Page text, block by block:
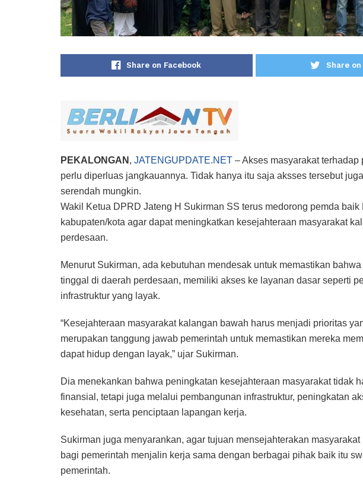
Share on Facebook Share
PEKALONGAN , JATENGUPDATE.NET – Akses masyarakat
perlu diperluas jangkauannya. Tidak hanya itu saja aksses tersebut
serendah mungkin.
Wakil Ketua DPRD Jateng H Sukirman SS terus medorong pemda baik
kabupaten/kota agar dapat meningkatkan kesejahteraan masyarakat
perdesaan.
Menurut Sukirman, ada kebutuhan mendesak untuk memastikan
tinggal di daerah perdesaan, memiliki akses ke layanan dasar seperti
infrastruktur yang layak.
“Kesejahteraan masyarakat kalangan bawah harus menjadi prioritas
merupakan tanggung jawab pemerintah untuk memastikan mereka
dapat hidup dengan layak,” ujar Sukirman.
Dia menekankan bahwa peningkatan kesejahteraan masyarakat tidak
finansial, tetapi juga melalui pembangunan infrastruktur, peningkatan
kesehatan, serta penciptaan lapangan kerja.
Sukirman juga menyarankan, agar tujuan mensejahterakan
bagi pemerintah menjalin kerja sama dengan berbagai pihak baik itu
pemerintah.